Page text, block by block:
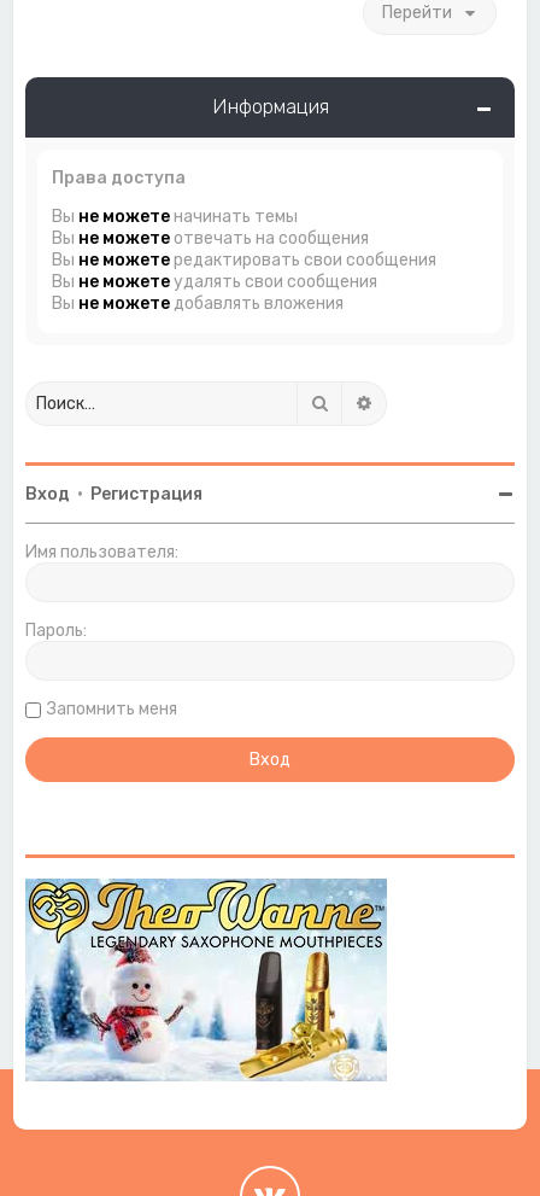
Перейти
Информация
Права доступа
Вы не можетеначинать темы
Вы не можетеотвечать на сообщения
Вы не можетередактировать свои сообщения
Вы не можетеудалять свои сообщения
Вы не можетедобавлять вложения
Поиск
Вход • Регистрация
Имя пользователя:
Пароль:
Запомнить меня